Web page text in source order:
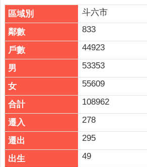
布
欄
便
民
服
務
統
計
資
訊
法
令
斗六市
833
44923
53353
55609
108962
278
295
49